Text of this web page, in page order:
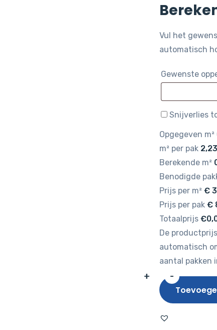
Vul het
automatisch
Gewenste
Snijverlies
Opgegeven m²
m² per pak 2,23
Berekende m²
Benodigde
Prijs per m² €
Prijs per pak €
Totaalprijs
De
automatisch
aantal pakken
-
Gelasta
Artline
(dryback)
+